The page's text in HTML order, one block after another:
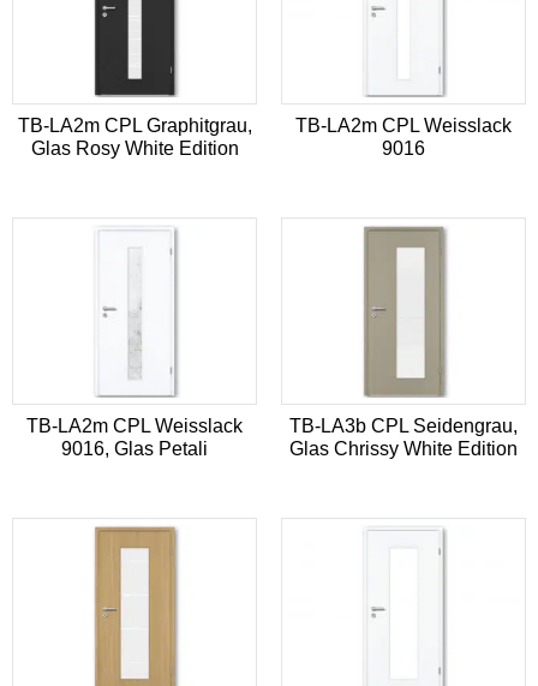
TB-LA2m CPL Graphitgrau,
Glas Rosy White Edition
TB-LA2m CPL Weisslack
9016
TB-LA2m CPL Weisslack
9016, Glas Petali
TB-LA3b CPL Seidengrau,
Glas Chrissy White Edition